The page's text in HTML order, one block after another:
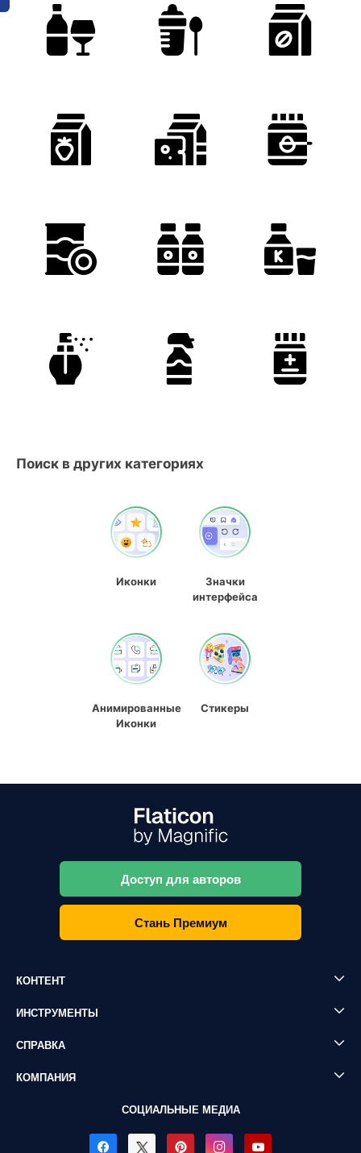
Поиск в других категориях
Иконки
Значки
интерфейса
Анимированные
Иконки
Стикеры
Доступ для авторов
Стань Премиум
КОНТЕНТ
ИНСТРУМЕНТЫ
СПРАВКА
КОМПАНИЯ
СОЦИАЛЬНЫЕ МЕДИА